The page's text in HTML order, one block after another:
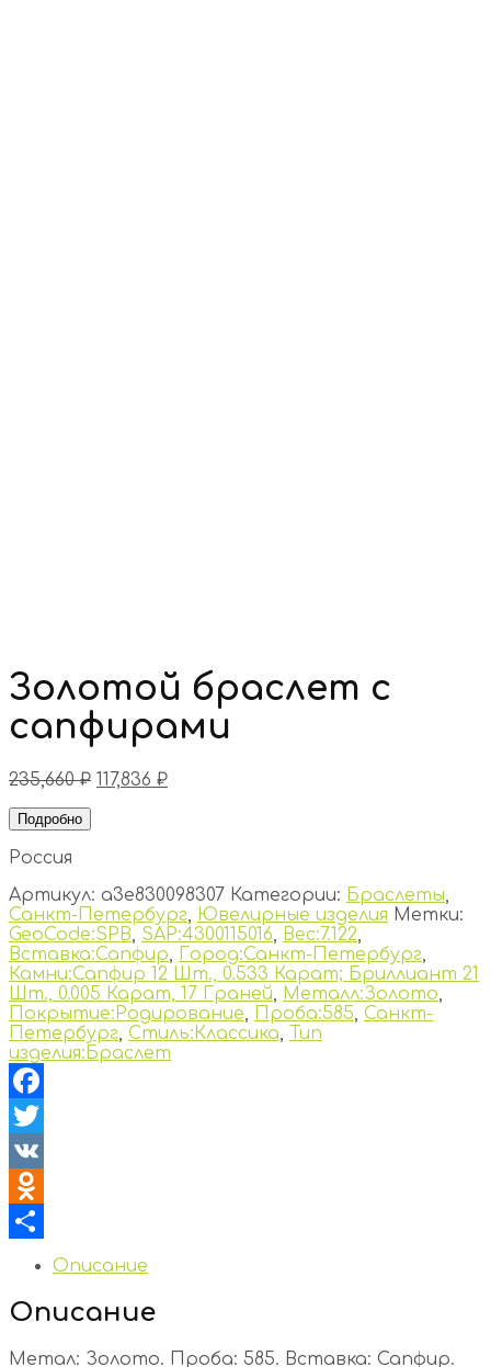
Золотой браслет с
сапфирами
235,660₽ 117,836 ₽
Подробно
Россия
Артикул: a3e830098307 Категории: Браслеты,
Санкт-Петербург, Ювелирные изделия Метки:
GeoCode:SPB, SAP:4300115016, Вес:7.122,
Вставка:Сапфир, Город:Санкт-Петербург,
Камни:Сапфир 12 Шт., 0.533 Карат; Бриллиант 21
Шт., 0.005 Карат, 17 Граней, Металл:Золото,
Покрытие:Родирование, Проба:585, Санкт-
Петербург, Стиль:Классика, Тип
изделия:Браслет
Facebook
Twitter
VK
Odnoklassniki
Отправить
Описание
Описание
Метал: Золото. Проба: 585. Вставка: Сапфир.